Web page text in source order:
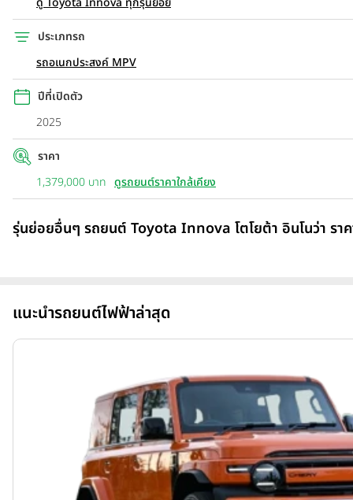
ประเภทรถ
รถอเนกประสงค์ MPV
ปีที่เปิดตัว
2025
ราคา
1,379,000 บาท ดูรถยนต์ราคาใกล้เคียง
รุ่นย่อยอื่นๆ รถยนต์ Toyota Innova โตโยต้า อินโนว่า ราค
แนะนำรถยนต์ไฟฟ้าล่าสุด